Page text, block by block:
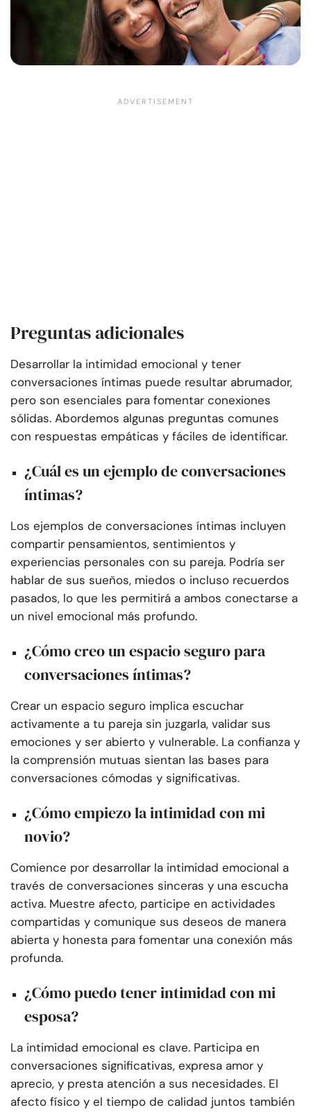
Preguntas adicionales
Desarrollar la intimidad emocional y tener
conversaciones íntimas puede resultar abrumador,
pero son esenciales para fomentar conexiones
sólidas. Abordemos algunas preguntas comunes
con respuestas empáticas y fáciles de identificar.
¿Cuál es un ejemplo de conversaciones
íntimas?
Los ejemplos de conversaciones íntimas incluyen
compartir pensamientos, sentimientos y
experiencias personales con su pareja. Podría ser
hablar de sus sueños, miedos o incluso recuerdos
pasados, lo que les permitirá a ambos conectarse a
un nivel emocional más profundo.
¿Cómo creo un espacio seguro para
conversaciones íntimas?
Crear un espacio seguro implica escuchar
activamente a tu pareja sin juzgarla, validar sus
emociones y ser abierto y vulnerable. La confianza y
la comprensión mutuas sientan las bases para
conversaciones cómodas y significativas.
¿Cómo empiezo la intimidad con mi
novio?
Comience por desarrollar la intimidad emocional a
través de conversaciones sinceras y una escucha
activa. Muestre afecto, participe en actividades
compartidas y comunique sus deseos de manera
abierta y honesta para fomentar una conexión más
profunda.
¿Cómo puedo tener intimidad con mi
esposa?
La intimidad emocional es clave. Participa en
conversaciones significativas, expresa amor y
aprecio, y presta atención a sus necesidades. El
afecto físico y el tiempo de calidad juntos también